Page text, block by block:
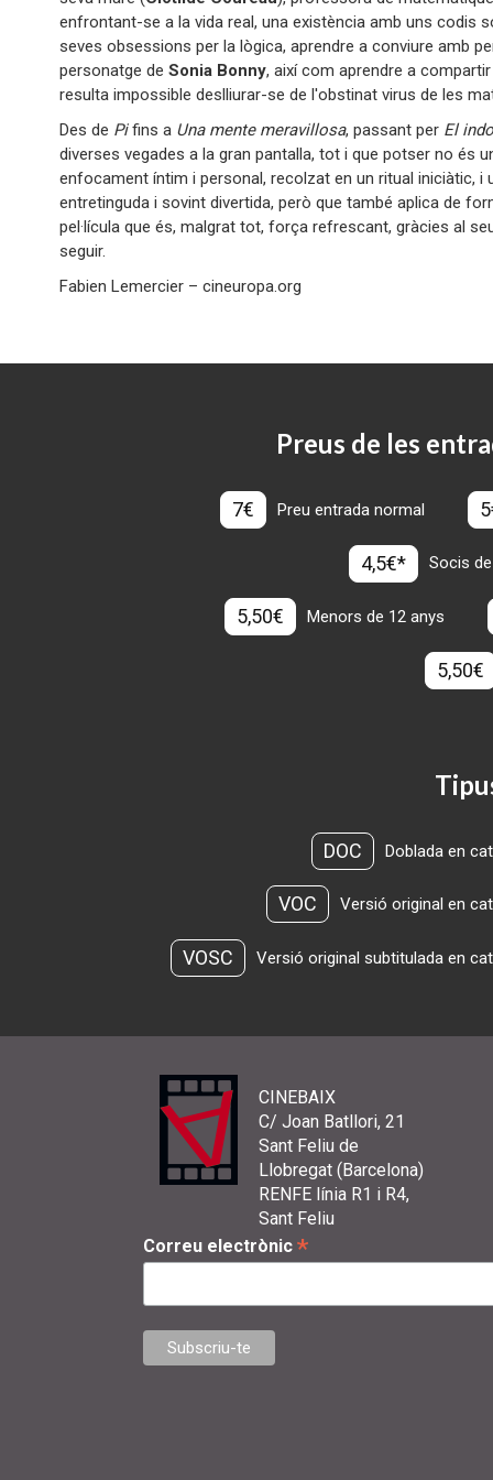
enfrontant-se a la vida real, una existència amb uns codis
seves obsessions per la lògica, aprendre a conviure amb
personatge deSonia Bonny, així com aprendre a
resulta impossible deslliurar-se de l'obstinat virus de les
Des de Pifins a Una mente meravillosa, passant per El
diverses vegades a la gran pantalla, tot i que potser no és
enfocament íntim i personal, recolzat en un ritual iniciàtic, i
entretinguda i sovint divertida, però que també aplica de
pel·lícula que és, malgrat tot, força refrescant, gràcies al
seguir.
Fabien Lemercier – cineuropa.org
Preus de les
7€ Preu entrada normal
4,5€* Socis
5,50€ Menors de 12 anys
5,50€
DOC Doblada en
VOC Versió original en
VOSC Versió original subtitulada en
CINEBAIX
C/ Joan Batllori, 21
Sant Feliu de
Llobregat (Barcelona)
RENFE línia R1 i R4,
Sant Feliu
Correu electrònic *